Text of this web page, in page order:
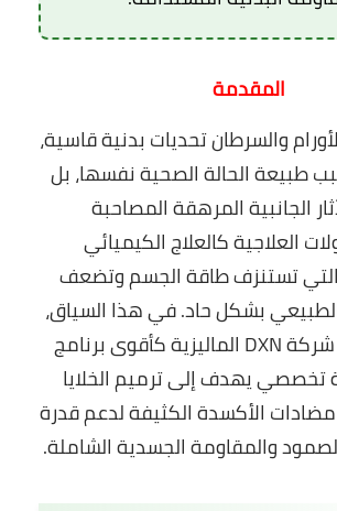
المقدمة
والسرطانتحديات بدنية قاسية،
طبيعة الحالة الصحية نفسها، بل
الجانبية المرهقة المصاحبة
العلاجية كالعلاج الكيميائي
تستنزف طاقة الجسم وتضعف
بشكل حاد. في هذا السياق،
تبرز مكملات شركة DXN الماليزية كأقوى برنامج
تخصصي يهدف إلى ترميم الخلايا
الأكسدة الكثيفة لدعم قدرة
والمقاومة الجسدية الشاملة.